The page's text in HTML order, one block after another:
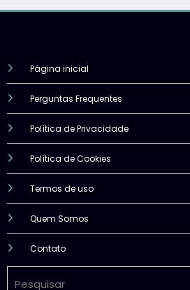
Página inicial
Perguntas Frequentes
Política de Privacidade
Política de Cookies
Termos de uso
Quem Somos
Contato